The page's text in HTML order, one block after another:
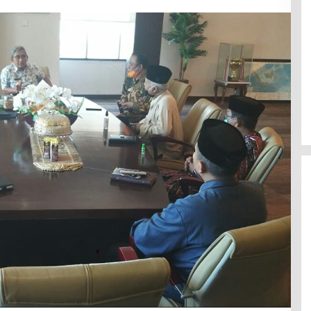
Efektif Cegah Kemacetan BBM,
Pos Pantau Polresta Mamuju
Amankan Jalur SPBU Kali Mamuju